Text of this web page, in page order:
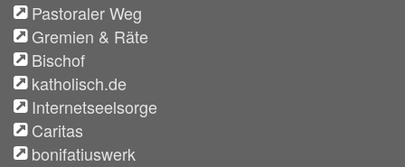
Pastoraler Weg
Gremien & Räte
Bischof
katholisch.de
Internetseelsorge
Caritas
bonifatiuswerk